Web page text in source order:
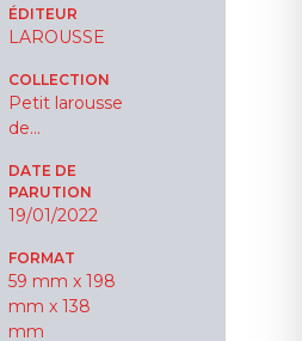
ÉDITEUR
LAROUSSE
COLLECTION
Petit larousse
de...
DATE DE
PARUTION
19/01/2022
FORMAT
59 mm x 198
mm x 138
mm